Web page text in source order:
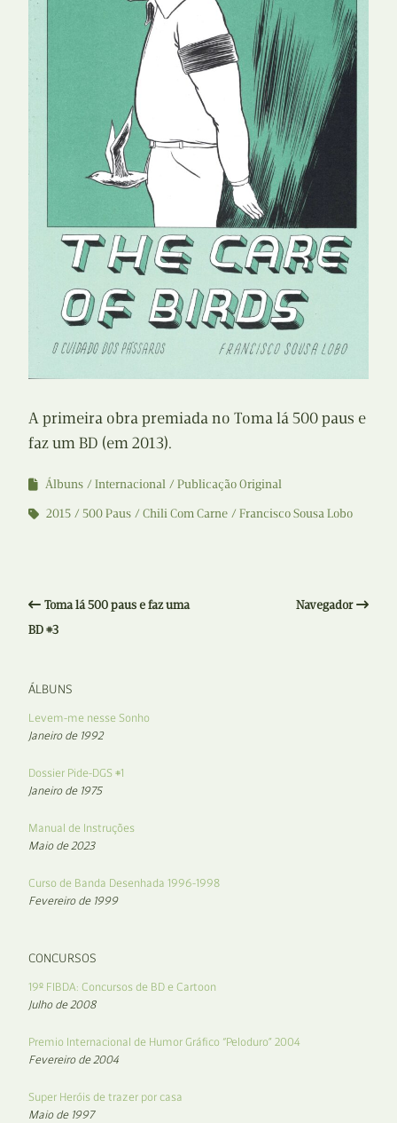
A primeira obra premiada no Toma lá 500 paus e
faz um BD (em 2013).
Álbuns Internacional
Publicação Original
2015
500 Paus Chili Com Carne Francisco Sousa Lobo
Toma lá 500 paus e faz uma
BD #3
Navegador
ÁLBUNS
Levem-me nesse Sonho
Janeiro de 1992
Dossier Pide-DGS #1
Janeiro de 1975
Manual de Instruções
Maio de 2023
Curso de Banda Desenhada 1996-1998
Fevereiro de 1999
CONCURSOS
19º FIBDA: Concursos de BD e Cartoon
Julho de 2008
Premio Internacional de Humor Gráfico “Peloduro” 2004
Fevereiro de 2004
Super Heróis de trazer por casa
Maio de 1997